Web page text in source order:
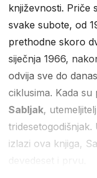
književnosti. Priče
svake subote, od
prethodne skoro
siječnja 1966,
odvija sve do
ciklusima. Kada
Sabljak,
tridesetogodišnjak.
izlazi ova knjiga,